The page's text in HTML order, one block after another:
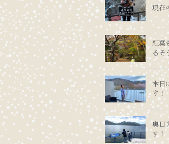
現在
紅葉
るそ
本日
す！
奥日
す！